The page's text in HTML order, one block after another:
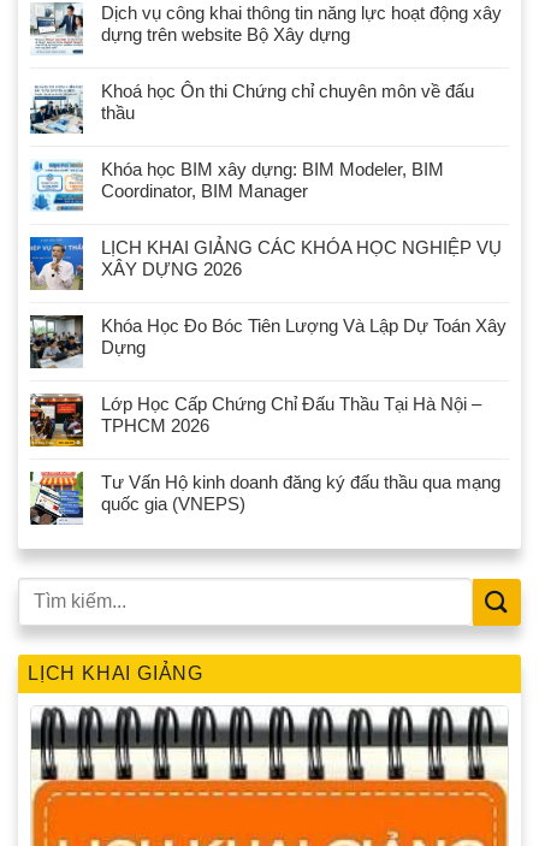
Dịch vụ công khai thông tin năng lực hoạt động xây
dựng trên website Bộ Xây dựng
Khoá học Ôn thi Chứng chỉ chuyên môn về đấu
thầu
Khóa học BIM xây dựng: BIM Modeler, BIM
Coordinator, BIM Manager
LỊCH KHAI GIẢNG CÁC KHÓA HỌC NGHIỆP VỤ
XÂY DỰNG 2026
Khóa Học Đo Bóc Tiên Lượng Và Lập Dự Toán Xây
Dựng
Lớp Học Cấp Chứng Chỉ Đấu Thầu Tại Hà Nội –
TPHCM 2026
Tư Vấn Hộ kinh doanh đăng ký đấu thầu qua mạng
quốc gia (VNEPS)
LỊCH KHAI GIẢNG